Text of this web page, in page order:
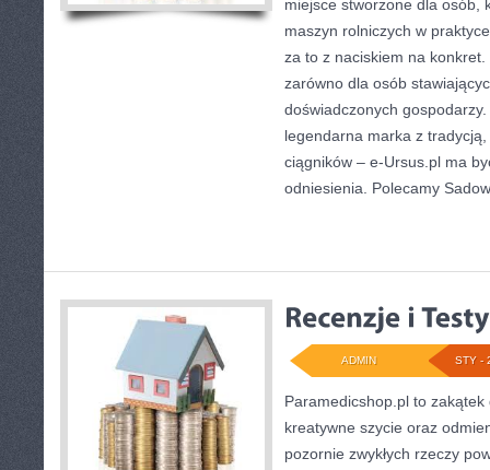
miejsce stworzone dla osób,
maszyn rolniczych w
za to z naciskiem na
zarówno dla osób
doświadczonych
legendarna marka z
ciągników – e-Ursus.pl ma
odniesienia. Polecamy
STY -
ADMIN
Paramedicshop.pl to
kreatywne szycie oraz
pozornie zwykłych rzeczy